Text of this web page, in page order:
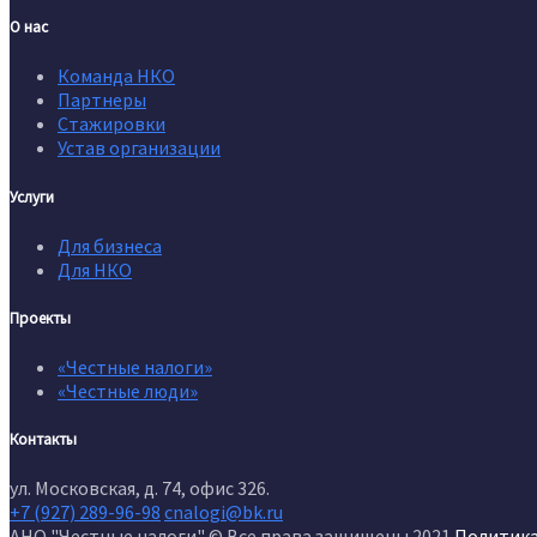
О нас
Команда НКО
Партнеры
Стажировки
Устав организации
Услуги
Для бизнеса
Для НКО
Проекты
«Честные налоги»
«Честные люди»
Контакты
ул. Московская, д. 74, офис 326.
+7 (927) 289-96-98 cnalogi@bk.ru